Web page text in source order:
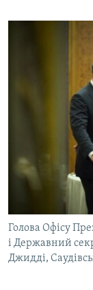
Голова Офісу
і Державний
Джидді,